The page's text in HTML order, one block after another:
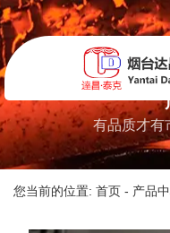
有品质才有
您当前的位置: 首页 - 产品